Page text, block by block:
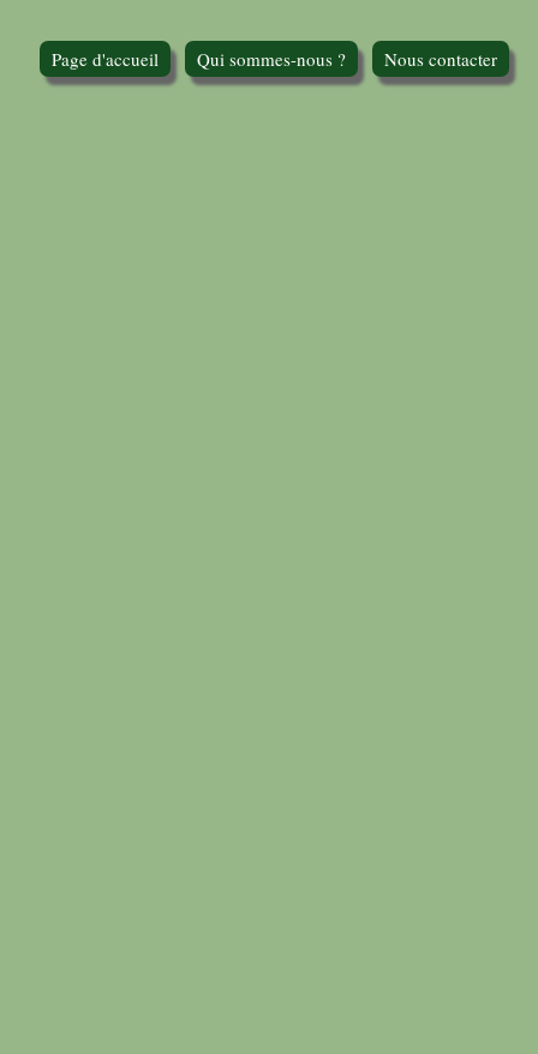
Page d'accueil Qui sommes-nous ? Nous contacter